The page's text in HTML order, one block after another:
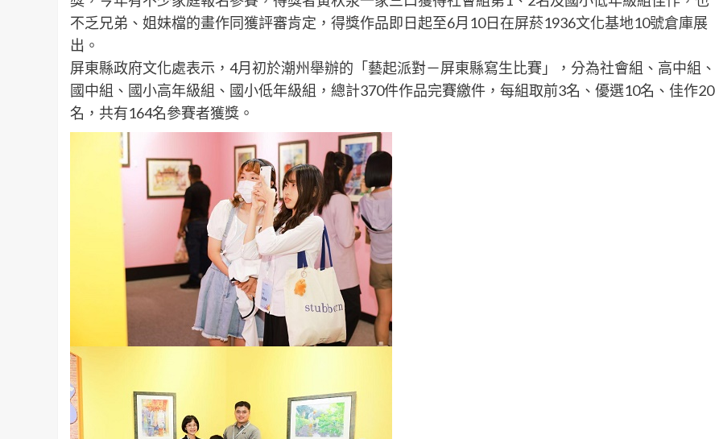
不乏兄弟、姐妹檔的畫作同獲評審肯定，得獎作品即日起至6月10日在屏菸1936文化基地10號倉庫展
出。
屏東縣政府文化處表示，4月初於潮州舉辦的「藝起派對－屏東縣寫生比賽」，分為社會組、高中組、
國中組、國小高年級組、國小低年級組，總計370件作品完賽繳件，每組取前3名、優選10名、佳作20
名，共有164名參賽者獲獎。